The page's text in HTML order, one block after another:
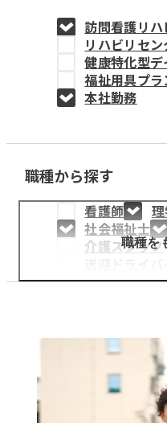
教育事業
姫路中央こど
姫路中央保育園
採用情報
医療・介護事業
募集職種
お知らせ
訪問看護リ
リハビリセ
健康特化型
福祉用具プ
本社勤務
職種から探す
看護師
社会福祉士
介護スタッフ
職種を